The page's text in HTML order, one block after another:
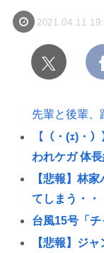
2021.04.11
先輩と後輩、
【（・(ｪ)・
われケガ 体
【悲報】林
てしまう・・
台風15号「
【悲報】ジ